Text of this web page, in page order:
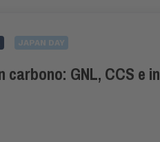
JAPAN DAY
GNL, CCS e